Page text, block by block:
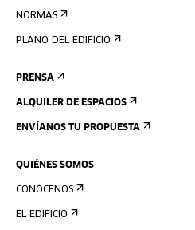
NORMAS
PLANO DEL EDIFICIO
PRENSA
ALQUILER DE ESPACIOS
ENVÍANOS TU PROPUESTA
QUIÉNES SOMOS
CONÓCENOS
EL EDIFICIO